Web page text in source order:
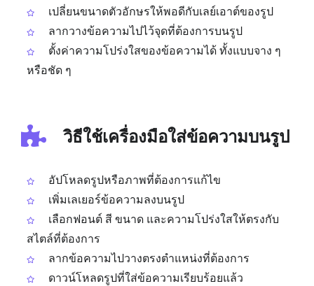
เปลี่ยนขนาดตัวอักษรให้พอดีกับเลย์เอาต์ของรูป
ลากวางข้อความไปไว้จุดที่ต้องการบนรูป
ตั้งค่าความโปร่งใสของข้อความได้ ทั้งแบบจาง ๆ
หรือชัด ๆ
วิธีใช้เครื่องมือใส่ข้อความบนรูป
อัปโหลดรูปหรือภาพที่ต้องการแก้ไข
เพิ่มเลเยอร์ข้อความลงบนรูป
เลือกฟอนต์ สี ขนาด และความโปร่งใสให้ตรงกับ
สไตล์ที่ต้องการ
ลากข้อความไปวางตรงตำแหน่งที่ต้องการ
ดาวน์โหลดรูปที่ใส่ข้อความเรียบร้อยแล้ว